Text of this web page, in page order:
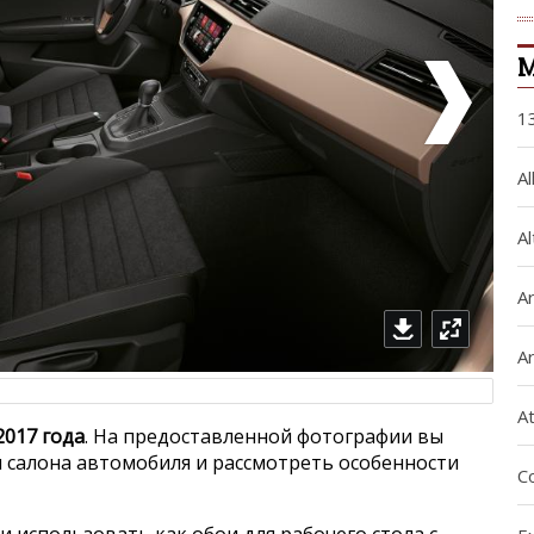
года. На предоставленной фотографии вы
автомобиля и рассмотреть особенности